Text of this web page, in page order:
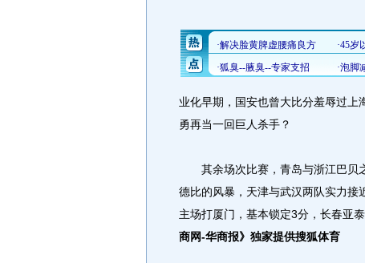
业化早期，国安也曾大比分羞辱过上
勇再当一回巨人杀手？
其余场次比赛，青岛与浙江巴贝
德比的风暴，天津与武汉两队实力接
主场打厦门，基本锁定3分，长春亚
商网-华商报》独家提供搜狐体育